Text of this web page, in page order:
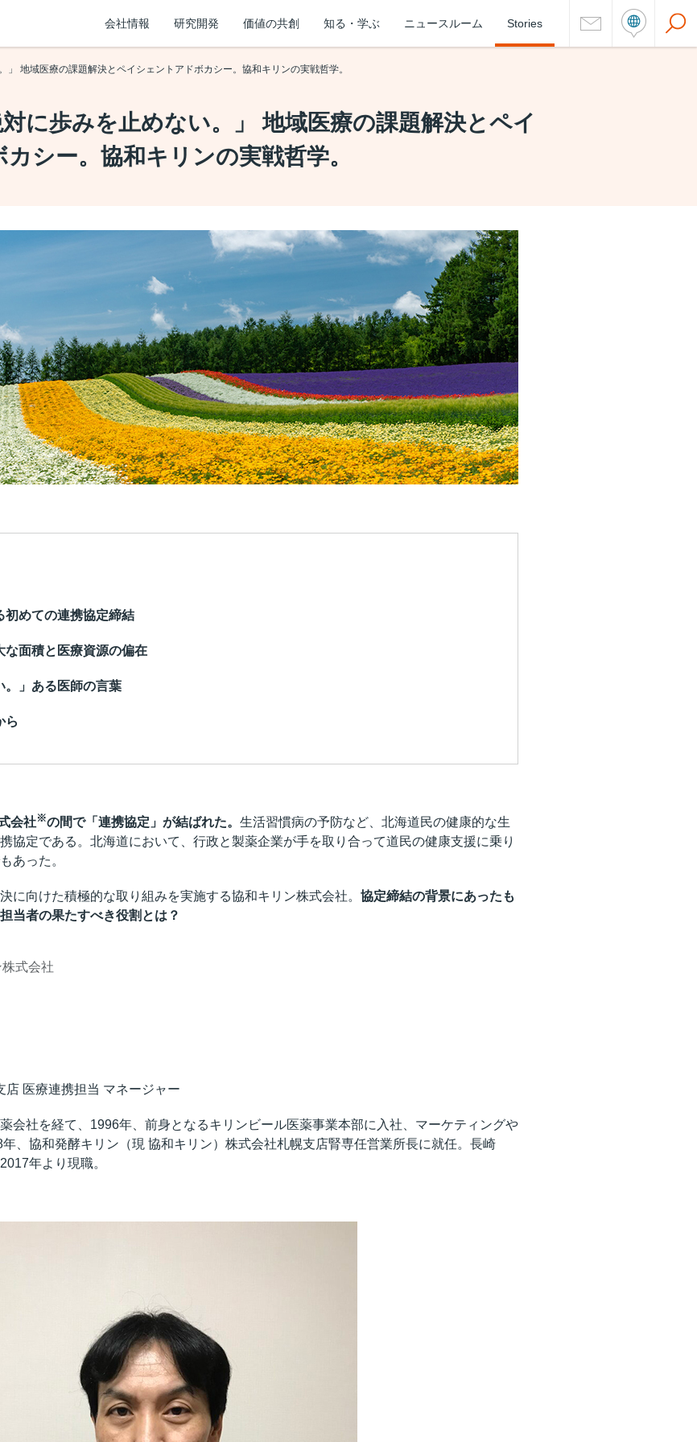
会社情報 研究開発 価値の共創 知る・学ぶ ニュースルーム Stories
」 地域医療の課題解決とペイシェントアドボカシー。協和キリンの実戦哲学。
対に歩みを止めない。」 地域医療の課題解決とペイ
シー。協和キリンの実戦哲学。
初めての連携協定締結
な面積と医療資源の偏在
。」ある医師の言葉
ら
会社※の間で「連携協定」が結ばれた。 生活習慣病の予防など、北海道民の健康的な生
協定である。北海道において、行政と製薬企業が手を取り合って道民の健康支援に乗り
あった。
に向けた積極的な取り組みを実施する協和キリン株式会社。 協定締結の背景にあったも
当者の果たすべき役割とは？
式会社
医療連携担当 マネージャー
会社を経て、1996年、前身となるキリンビール医薬事業本部に入社、マーケティングや
、協和発酵キリン（現 協和キリン）株式会社札幌支店腎専任営業所長に就任。長崎
年より現職。